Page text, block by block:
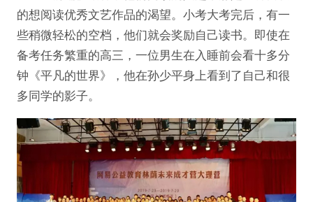
的想阅读优秀文艺作品的渴望。小考大考完后，有一
些稍微轻松的空档，他们就会奖励自己读书。即使在
备考任务繁重的高三，一位男生在入睡前会看十多分
钟《平凡的世界》，他在孙少平身上看到了自己和很
多同学的影子。